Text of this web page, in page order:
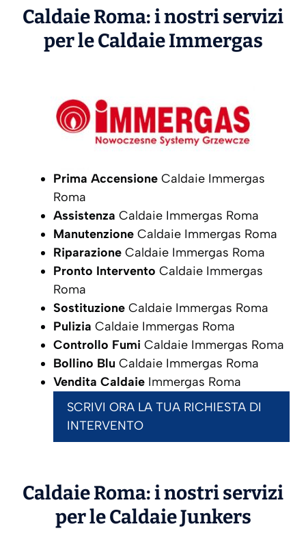
Caldaie Roma: i nostri servizi
per le CaldaieImmergas
Prima Accensione Caldaie Immergas
Roma
Assistenza Caldaie Immergas Roma
Manutenzione Caldaie Immergas Roma
Riparazione Caldaie Immergas Roma
Pronto Intervento Caldaie Immergas
Roma
Sostituzione Caldaie Immergas Roma
Pulizia Caldaie Immergas Roma
Controllo Fumi Caldaie Immergas Roma
Bollino Blu Caldaie Immergas Roma
Vendita Caldaie Immergas Roma
SCRIVI ORA LA TUA RICHIESTA DI
INTERVENTO
Caldaie Roma: i nostri servizi
per le CaldaieJunkers